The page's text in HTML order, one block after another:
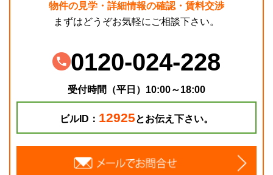
物件の見学・詳細情報の確認・賃料交渉
まずはどうぞお気軽にご相談下さい。
0120-024-228
受付時間（平日）10:00～18:00
ビルID： 12925とお伝え下さい。